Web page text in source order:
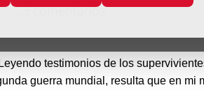
3 comentarios
testimonios de los
guerra mundial, resulta que en mi